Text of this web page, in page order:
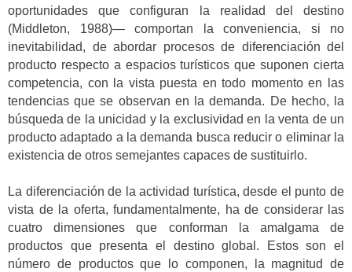
oportunidades que configuran la realidad del destino
(Middleton, 1988)— comportan la conveniencia, si no
inevitabilidad, de abordar procesos de diferenciación del
producto respecto a espacios turísticos que suponen cierta
competencia, con la vista puesta en todo momento en las
tendencias que se observan en la demanda. De hecho, la
búsqueda de la unicidad y la exclusividad en la venta de un
producto adaptado a la demanda busca reducir o eliminar la
existencia de otros semejantes capaces de sustituirlo.
La diferenciación de la actividad turística, desde el punto de
vista de la oferta, fundamentalmente, ha de considerar las
cuatro dimensiones que conforman la amalgama de
productos que presenta el destino global. Estos son el
número de productos que lo componen, la magnitud de